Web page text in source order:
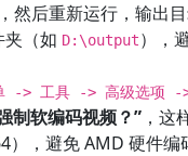
然后重新运行，输出
（如 D:\output），
-> 工具 -> 高级选项 ->
制软编码视频？” ，这
），避免 AMD 硬件编